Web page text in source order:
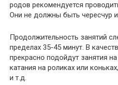
родов рекомендуется
Они не должны быть чересчур
Продолжительность занятий
пределах 35-45 минут. В
прекрасно подойдут занятия
катания на роликах или
и т.д.